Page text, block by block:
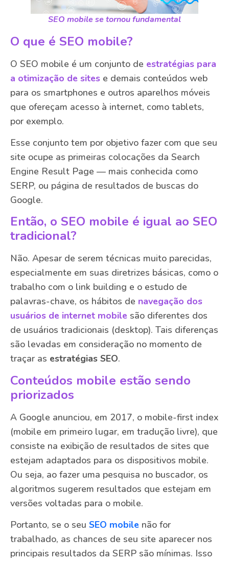
SEO mobile se tornou fundamental
O que é SEO mobile?
O SEO mobile é um conjunto de estratégias para
a otimização de sites e demais conteúdos web
para os smartphones e outros aparelhos móveis
que ofereçam acesso à internet, como tablets,
por exemplo.
Esse conjunto tem por objetivo fazer com que seu
site ocupe as primeiras colocações da Search
Engine Result Page — mais conhecida como
SERP, ou página de resultados de buscas do
Google.
Então, o SEO mobile é igual ao SEO
tradicional?
Não. Apesar de serem técnicas muito parecidas,
especialmente em suas diretrizes básicas, como o
trabalho com o link building e o estudo de
palavras-chave, os hábitos de navegação dos
usuários de internet mobile são diferentes dos
de usuários tradicionais (desktop). Tais diferenças
são levadas em consideração no momento de
traçar as estratégias SEO.
Conteúdos mobile estão sendo
priorizados
A Google anunciou, em 2017, o mobile-first index
(mobile em primeiro lugar, em tradução livre), que
consiste na exibição de resultados de sites que
estejam adaptados para os dispositivos mobile.
Ou seja, ao fazer uma pesquisa no buscador, os
algoritmos sugerem resultados que estejam em
versões voltadas para o mobile.
Portanto, se o seu SEO mobile não for
trabalhado, as chances de seu site aparecer nos
principais resultados da SERP são mínimas. Isso